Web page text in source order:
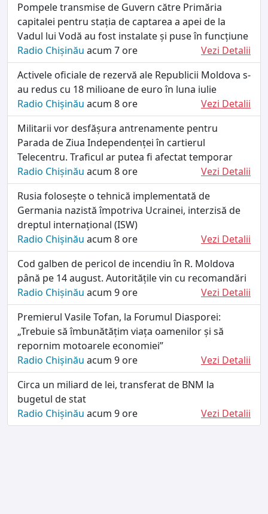
Pompele transmise de Guvern către Primăria
capitalei pentru stația de captarea a apei de la
Vadul lui Vodă au fost instalate și puse în funcțiune
Radio Chișinău acum 7 ore
Vezi Detalii
Activele oficiale de rezervă ale Republicii Moldova s-
au redus cu 18 milioane de euro în luna iulie
Radio Chișinău acum 8 ore
Vezi Detalii
Militarii vor desfășura antrenamente pentru
Parada de Ziua Independenței în cartierul
Telecentru. Traficul ar putea fi afectat temporar
Radio Chișinău acum 8 ore
Vezi Detalii
Rusia folosește o tehnică implementată de
Germania nazistă împotriva Ucrainei, interzisă de
dreptul internațional (ISW)
Radio Chișinău acum 8 ore
Vezi Detalii
Cod galben de pericol de incendiu în R. Moldova
până pe 14 august. Autoritățile vin cu recomandări
Radio Chișinău acum 9 ore
Vezi Detalii
Premierul Vasile Tofan, la Forumul Diasporei:
„Trebuie să îmbunătățim viața oamenilor și să
repornim motoarele economiei”
Radio Chișinău acum 9 ore
Vezi Detalii
Circa un miliard de lei, transferat de BNM la
bugetul de stat
Radio Chișinău acum 9 ore Vezi Detalii